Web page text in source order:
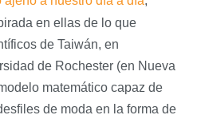
en ellas de lo que
de Taiwán, en
de Rochester (en Nueva
matemático capaz de
de moda en la forma de